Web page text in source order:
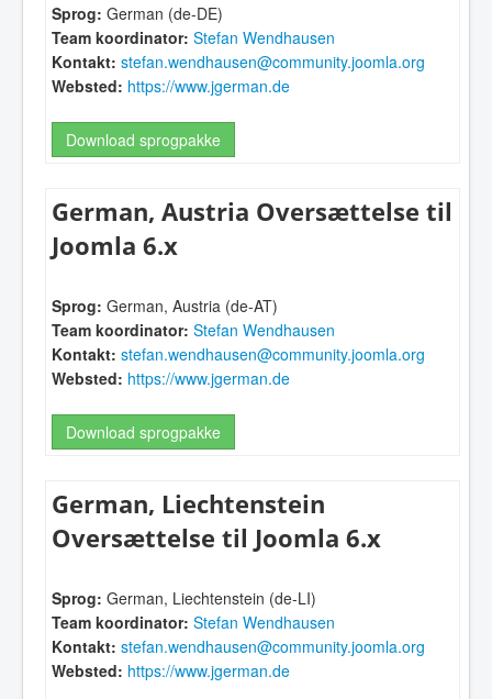
Sprog: German (de-DE)
Team koordinator: Stefan Wendhausen
Kontakt: stefan.wendhausen@community.joomla.org
Websted: https://www.jgerman.de
Download sprogpakke
German, Austria Oversættelse til
Joomla 6.x
Sprog: German, Austria (de-AT)
Team koordinator: Stefan Wendhausen
Kontakt: stefan.wendhausen@community.joomla.org
Websted: https://www.jgerman.de
Download sprogpakke
German, Liechtenstein
Oversættelse til Joomla 6.x
Sprog: German, Liechtenstein (de-LI)
Team koordinator: Stefan Wendhausen
Kontakt: stefan.wendhausen@community.joomla.org
Websted: https://www.jgerman.de